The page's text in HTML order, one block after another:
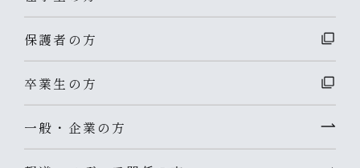
保護者の方
卒業生の方
一般・企業の方